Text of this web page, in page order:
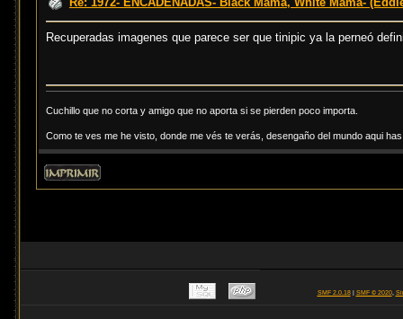
Recuperadas imagenes que parece ser que tinipic ya la perneó
Cuchillo que no corta y amigo que no aporta si se pierden poco importa.
Como te ves me he visto, donde me vés te verás, desengaño del mundo aqui
SMF 2.0.18| SMF © 2020,